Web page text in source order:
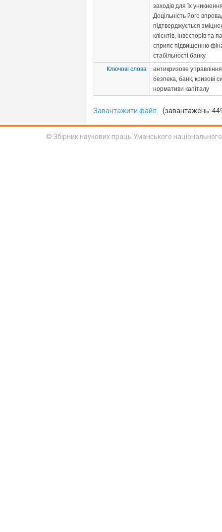
заходів для їх
Доцільність його
підтверджується
клієнтів, інвесторів та
сприяє підвищенню
стабільності банку.
Ключові слова
антикризове
безпека, банк, кризові
нормативи капіталу
Завантажити файл (завантажень:
© Збірник наукових праць Уманського